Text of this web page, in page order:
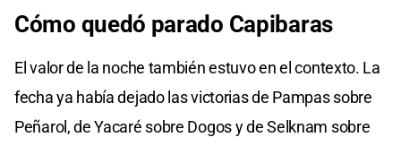
Cómo quedó parado Capibaras
El valor de la noche también estuvo en el contexto. La
fecha ya había dejado las victorias de Pampas sobre
Peñarol, de Yacaré sobre Dogos y de Selknam sobre